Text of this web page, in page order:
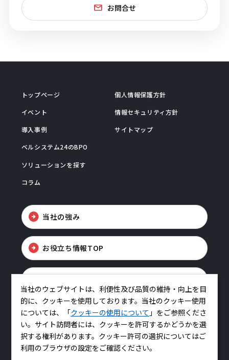
お問合せ
トップページ
イベント
導入事例
ベルシステム24のBPO
ソリューションを探す
コラム
個人情報保護方針
情報セキュリティ方針
サイトマップ
当社の強み
お役立ち情報TOP
コーポレートサイトはこちら
当社のウェブサイトは、利便性及び品質の維持・向上を目
的に、クッキーを使用しております。当社のクッキー使用
については、「クッキーの使用について 」をご参照くださ
い。サイト訪問者には、クッキーを許可するかどうかを選
択する権利があります。クッキー許可の選択についてはご
利用のブラウザの設定をご確認ください。